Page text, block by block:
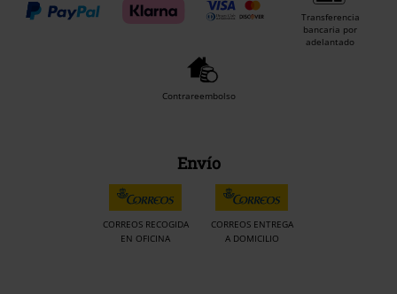
Transferencia
bancaria por
adelantado
Contrareembolso
Envío
CORREOS RECOGIDA
EN OFICINA
CORREOS ENTREGA
A DOMICILIO